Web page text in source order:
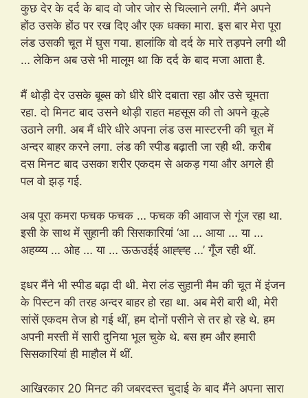
कुछ देर के दर्द के बाद वो जोर जोर से चिल्लाने लगी. मैंने अपने
होंठ उसके होंठ पर रख दिए और एक धक्का मारा. इस बार मेरा पूरा
लंड उसकी चूत में घुस गया. हालांकि वो दर्द के मारे तड़पने लगी थी
… लेकिन अब उसे भी मालूम था कि दर्द के बाद मजा आता है.
मैं थोड़ी देर उसके बूब्स को धीरे धीरे दबाता रहा और उसे चूमता
रहा. दो मिनट बाद उसने थोड़ी राहत महसूस की तो अपने कूल्हे
उठाने लगी. अब मैं धीरे धीरे अपना लंड उस मास्टरनी की चूत में
अन्दर बाहर करने लगा. लंड की स्पीड बढ़ाती जा रही थी. करीब
दस मिनट बाद उसका शरीर एकदम से अकड़ गया और अगले ही
पल वो झड़ गई.
अब पूरा कमरा फचक फचक … फचक की आवाज से गूंज रहा था.
इसी के साथ में सुहानी की सिसकारियां ‘आ … आया … या …
अहय्य्य … ओह … या … ऊऊउईई आह्ह्ह …’ गूँज रही थीं.
इधर मैंने भी स्पीड बढ़ा दी थी. मेरा लंड सुहानी मैम की चूत में इंजन
के पिस्टन की तरह अन्दर बाहर हो रहा था. अब मेरी बारी थी, मेरी
सांसें एकदम तेज हो गई थीं, हम दोनों पसीने से तर हो रहे थे. हम
अपनी मस्ती में सारी दुनिया भूल चुके थे. बस हम और हमारी
सिसकारियां ही माहौल में थीं.
आखिरकार 20 मिनट की जबरदस्त चुदाई के बाद मैंने अपना सारा